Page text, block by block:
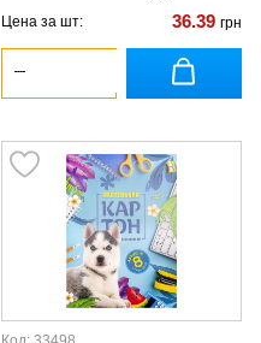
Цена за шт:
36.39 грн